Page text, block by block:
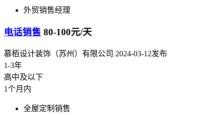
外贸销售经理
电话销售 80-100元/天
慕栢设计装饰（苏州）有限公司 2024-03-12发布
1-3年
高中及以下
1个月内
全屋定制销售